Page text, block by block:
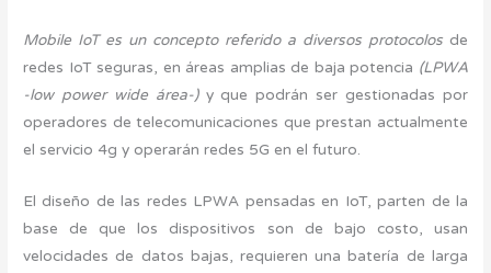
Mobile IoT es un concepto referido a diversos protocolos de
redes IoT seguras, en áreas amplias de baja potencia (LPWA
-low power wide área-)y que podrán ser gestionadas por
operadores de telecomunicaciones que prestan actualmente
el servicio 4g y operarán redes 5G en el futuro.
El diseño de las redes LPWA pensadas en IoT, parten de la
base de que los dispositivos son de bajo costo, usan
velocidades de datos bajas, requieren una batería de larga